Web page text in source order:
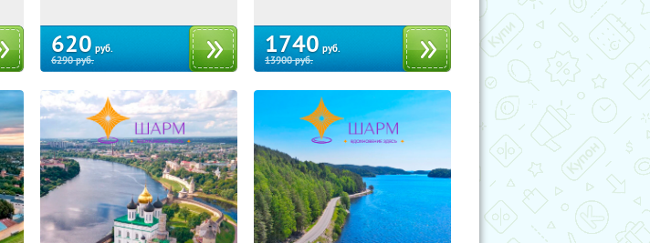
620 руб.
6290руб.
1740 руб.
13900руб.